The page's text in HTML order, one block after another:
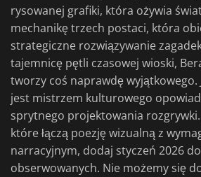
rysowanej grafiki, która ożywia
mechanikę trzech postaci, która
strategiczne rozwiązywanie
tajemnicę pętli czasowej wioski,
tworzy coś naprawdę wyjątkowego.
jest mistrzem kulturowego
sprytnego projektowania rozgrywki.
które łączą poezję wizualną z
narracyjnym, dodaj styczeń 2026
obserwowanych. Nie możemy się